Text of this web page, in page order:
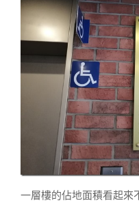
一層樓的佔地面積看起來